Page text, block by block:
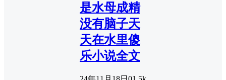
是水母成精
没有脑子天
天在水里傻
乐小说全文